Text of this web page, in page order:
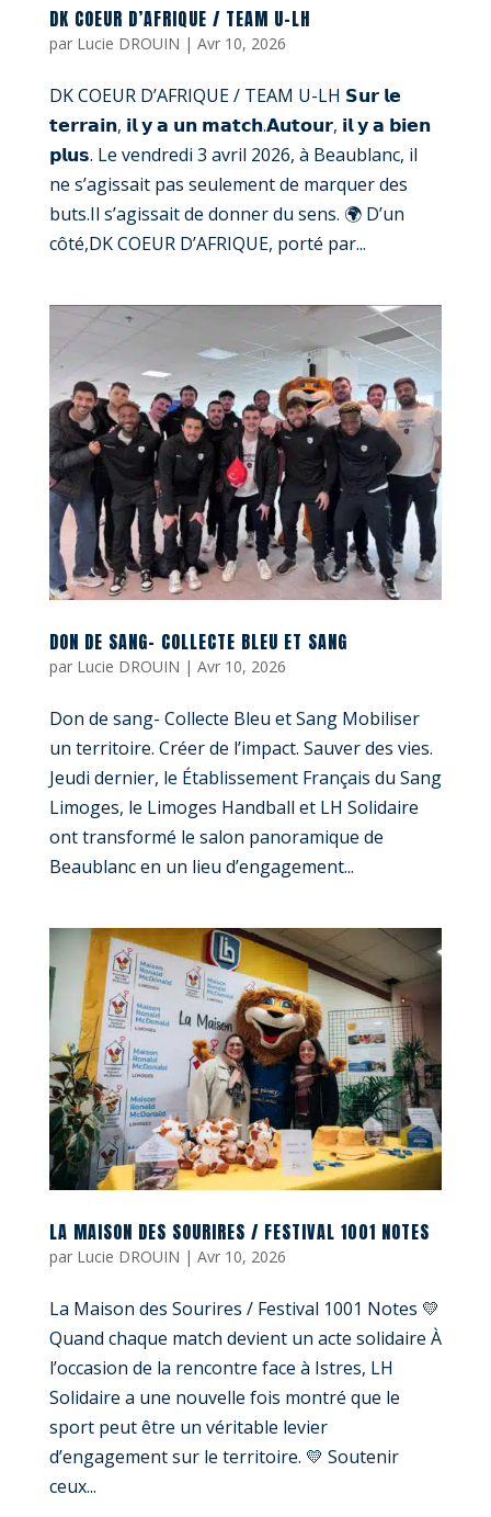
DK COEUR D’AFRIQUE / TEAM U-LH
par Lucie DROUIN | Avr 10, 2026
DK COEUR D’AFRIQUE / TEAM U-LH 𝗦𝘂𝗿 𝗹𝗲
𝘁𝗲𝗿𝗿𝗮𝗶𝗻, 𝗶𝗹 𝘆 𝗮 𝘂𝗻 𝗺𝗮𝘁𝗰𝗵.𝗔𝘂𝘁𝗼𝘂𝗿, 𝗶𝗹 𝘆 𝗮 𝗯𝗶𝗲𝗻
𝗽𝗹𝘂𝘀. Le vendredi 3 avril 2026, à Beaublanc, il
ne s’agissait pas seulement de marquer des
buts.Il s’agissait de donner du sens. 🌍 D’un
côté,DK COEUR D’AFRIQUE, porté par...
DON DE SANG- COLLECTE BLEU ET SANG
par Lucie DROUIN | Avr 10, 2026
Don de sang- Collecte Bleu et Sang Mobiliser
un territoire. Créer de l’impact. Sauver des vies.
Jeudi dernier, le Établissement Français du Sang
Limoges, le Limoges Handball et LH Solidaire
ont transformé le salon panoramique de
Beaublanc en un lieu d’engagement...
LA MAISON DES SOURIRES / FESTIVAL 1001 NOTES
par Lucie DROUIN | Avr 10, 2026
La Maison des Sourires / Festival 1001 Notes 💛
Quand chaque match devient un acte solidaire À
l’occasion de la rencontre face à Istres, LH
Solidaire a une nouvelle fois montré que le
sport peut être un véritable levier
d’engagement sur le territoire. 💛 Soutenir
ceux...